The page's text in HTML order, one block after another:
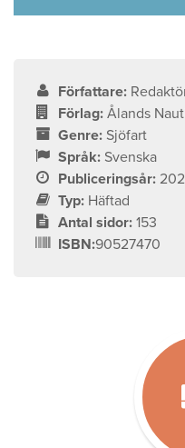
Författare:
Förlag: Ålands
Genre: Sjöfart
Språk: Svenska
Publiceringsår:
Typ: Häftad
Antal sidor: 153
ISBN:90527470